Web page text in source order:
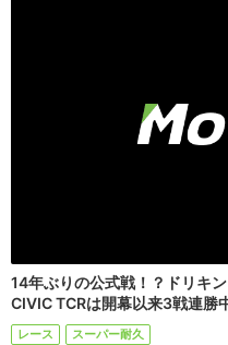
14年ぶりの公式戦！？ドリキ
CIVIC TCRは開幕以来3戦連勝
レース スーパー耐久